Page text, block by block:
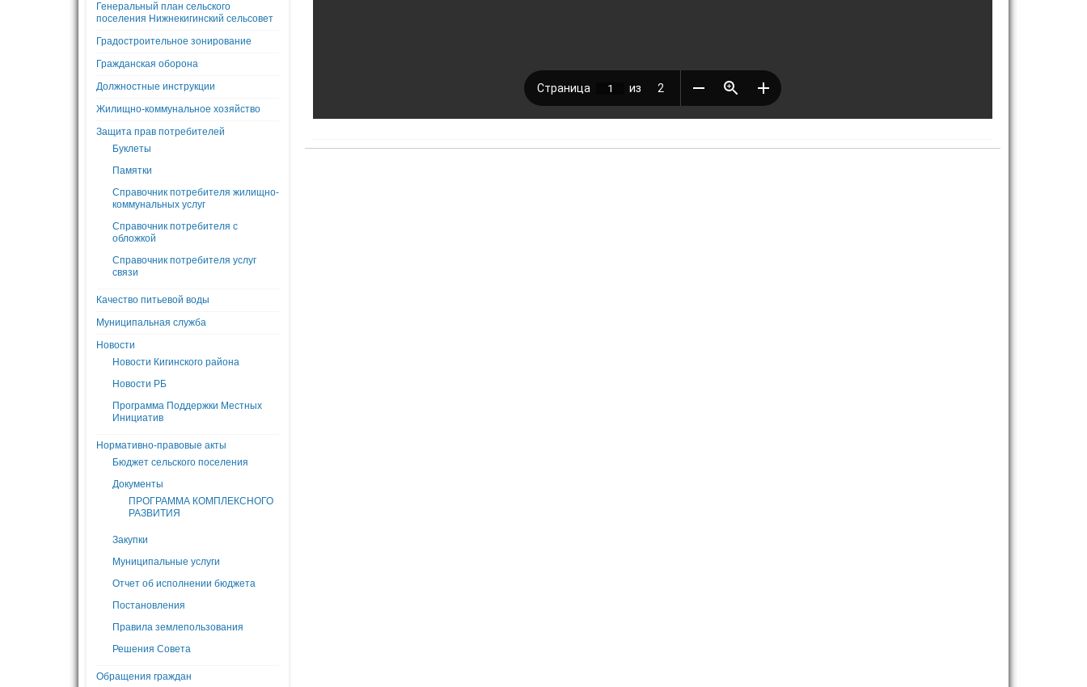
Генеральный план сельского
поселения Нижнекигинский сельсовет
Градостроительное зонирование
Гражданская оборона
Должностные инструкции
Жилищно-коммунальное хозяйство
Защита прав потребителей
Буклеты
Памятки
Справочник потребителя жилищно-
коммунальных услуг
Справочник потребителя с
обложкой
Справочник потребителя услуг
связи
Качество питьевой воды
Муниципальная служба
Новости
Новости Кигинского района
Новости РБ
Программа Поддержки Местных
Инициатив
Нормативно-правовые акты
Бюджет сельского поселения
Документы
ПРОГРАММА КОМПЛЕКСНОГО
РАЗВИТИЯ
Закупки
Муниципальные услуги
Отчет об исполнении бюджета
Постановления
Правила землепользования
Решения Совета
Обращения граждан